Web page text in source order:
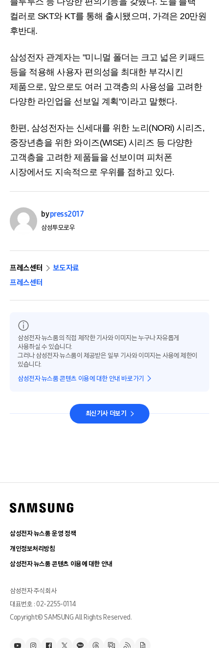
컬러로 SKT와 KT를 통해 출시됐으며, 가격은 20만원
후반대.
삼성전자 관계자는 "미니멀 폴더는 크고 넓은 키패드
등을 적용해 사용자 편의성을 최대한 부각시킨
제품으로, 앞으로도 여러 고객층의 사용성을 고려한
다양한 라인업을 선보일 계획"이라고 말했다.
한편, 삼성전자는 신세대를 위한 노리(NORi) 시리즈,
중장년층을 위한 와이즈(WISE) 시리즈 등 다양한
고객층을 고려한 제품들을 선보이며 피처폰
시장에서도 지속적으로 우위를 점하고 있다.
bypress2017
삼성투모로우
프레스센터
보도자료
프레스센터
삼성전자 뉴스룸의 직접 제작한 기사와 이미지는 누구나 자유롭게
사용하실 수 있습니다.
그러나 삼성전자 뉴스룸이 제공받은 일부 기사와 이미지는 사용에 제한이
있습니다.
삼성전자 뉴스룸 콘텐츠 이용에 대한 안내 바로가기
최신기사 더보기
삼성전자 뉴스룸 운영 정책
개인정보처리방침
삼성전자 뉴스룸 콘텐츠 이용에 대한 안내
삼성전자 주식회사
대표번호 : 02-2255-0114
Copyright© SAMSUNG All Rights Reserved.